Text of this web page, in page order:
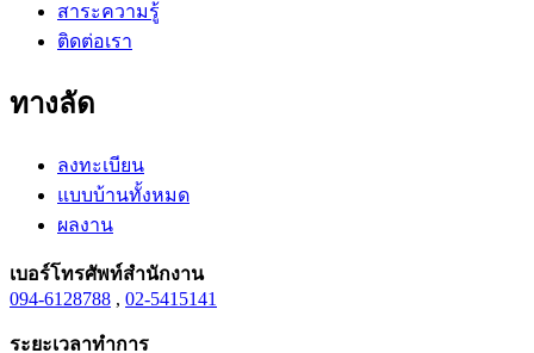
สาระความรู้
ติดต่อเรา
ทางลัด
ลงทะเบียน
แบบบ้านทั้งหมด
ผลงาน
เบอร์โทรศัพท์สำนักงาน
094-6128788 , 02-5415141
ระยะเวลาทำการ